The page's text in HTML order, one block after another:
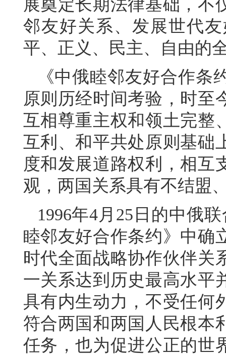
展奠定长期法律基础，不
邻友好关系、发展世代
平、正义、民主、自由的
《中俄睦邻友好合作
原则历经时间考验，时至
互相尊重主权和领土完整
互利、和平共处原则基础
度和发展道路权利，相互
观，两国关系具有不结盟
1996年4月25日的中俄
睦邻友好合作条约》中确
时代全面战略协作伙伴关
一关系达到历史最高水平
具有内生动力，不受任何
符合两国和两国人民根本
任务，也为促进公正的世